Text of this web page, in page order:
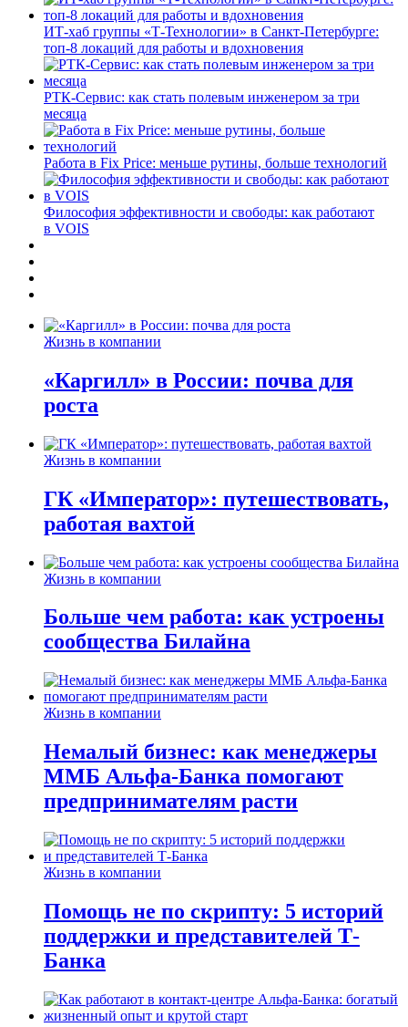
ИТ-хаб группы «Т-Технологии» в Санкт-Петербурге:
топ-8 локаций для работы и вдохновения
РТК-Сервис: как стать полевым инженером за три
месяца
Работа в Fix Price: меньше рутины, больше технологий
Философия эффективности и свободы: как работают
в VOIS
Жизнь в компании
«Каргилл» в России: почва для
роста
Жизнь в компании
ГК «Император»: путешествовать,
работая вахтой
Жизнь в компании
Больше чем работа: как устроены
сообщества Билайна
Жизнь в компании
Немалый бизнес: как менеджеры
ММБ Альфа-Банка помогают
предпринимателям расти
Жизнь в компании
Помощь не по скрипту: 5 историй
поддержки и представителей Т-
Банка